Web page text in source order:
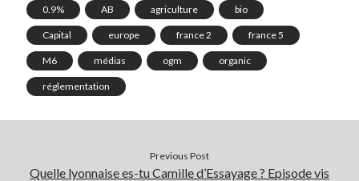
0.9% AB agriculture bio
Capital europe france 2 france 5
M6 médias ogm organic
réglementation
Previous Post
Quelle lyonnaise es-tu Camille d’Essayage ? Episode vis